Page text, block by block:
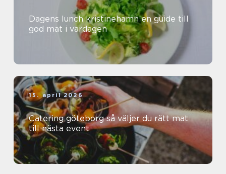
Dagens lunch kristinehamn en guide till
god mat i vardagen
15. april 2026
Catering göteborg så väljer du rätt mat
till nästa event